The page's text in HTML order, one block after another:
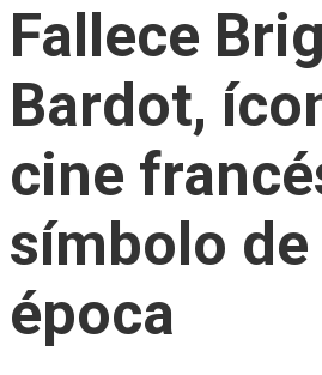
Fallece
Bardot,
cine
símbolo de
época